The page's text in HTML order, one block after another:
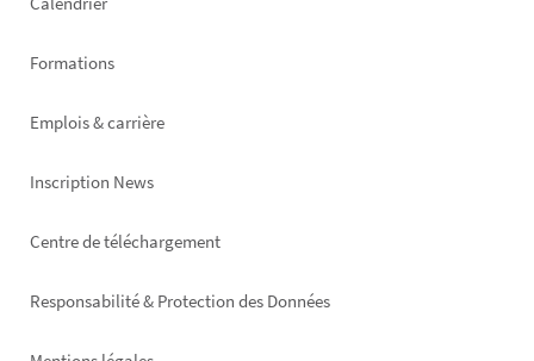
Formations
Emplois & carrière
Inscription News
Footer
Centre de téléchargement
Responsabilité & Protection des Données